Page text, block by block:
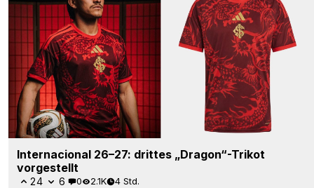
Internacional 26–27: drittes „Dragon“-Trikot
vorgestellt
24 6 0 2.1K 4 Std.